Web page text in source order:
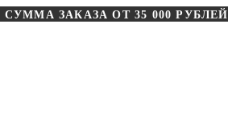
ЗАКАЗА ОТ 35 000 РУБЛЕЙ